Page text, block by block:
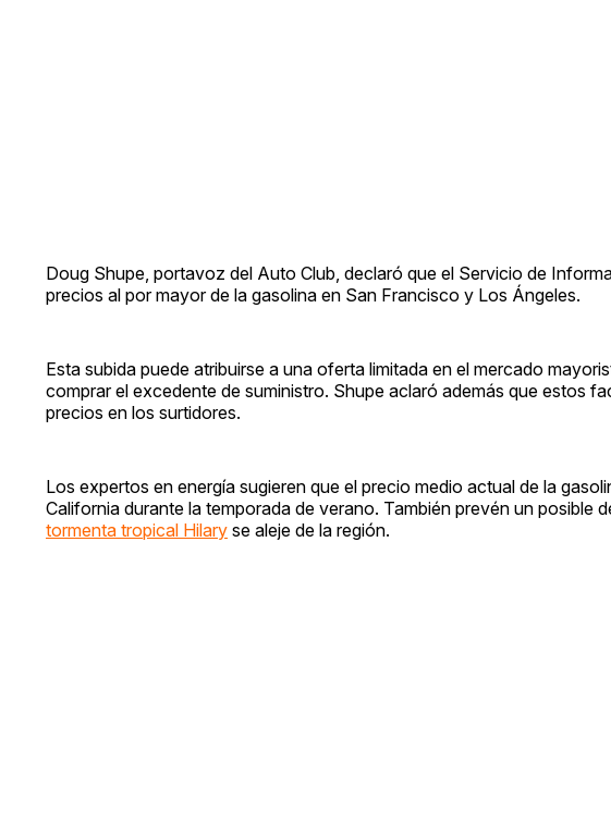
Doug Shupe, portavoz del Auto Club, declaró que el Servicio de
precios al por mayor de la gasolina en San Francisco y Los Ángeles.
Esta subida puede atribuirse a una oferta limitada en el mercado
comprar el excedente de suministro. Shupe aclaró además que estos
precios en los surtidores.
Los expertos en energía sugieren que el precio medio actual de la
California durante la temporada de verano. También prevén un posible
tormenta tropical Hilary se aleje de la región.